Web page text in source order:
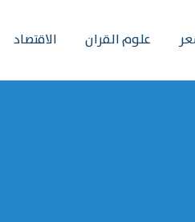
علوم القران الاقتصاد